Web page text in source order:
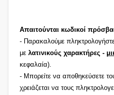
Απαιτούνται κωδικοί
- Παρακαλούμε
με λατινικούς χαρακτήρες -
κεφαλαία).
- Μπορείτε να αποθηκεύσετε
χρειάζεται να τους